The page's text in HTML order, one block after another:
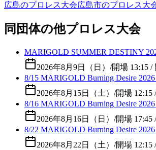
広島のプロレス大会広島市のプロレス大
同団体の他プロレス大会
MARIGOLD SUMMER DESTINY
2026年8月9日（日） /開場 13:15 /
8/15 MARIGOLD Burning Desire 2026
2026年8月15日（土） /開場 12:15
8/16 MARIGOLD Burning Desire 2026
2026年8月16日（日） /開場 17:45
8/22 MARIGOLD Burning Desire 2026
2026年8月22日（土） /開場 12:15